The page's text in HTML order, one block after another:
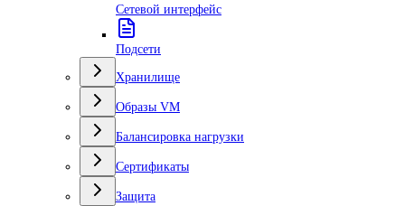
Сетевой интерфейс
Подсети
Хранилище
Образы VM
Балансировка нагрузки
Сертификаты
Защита